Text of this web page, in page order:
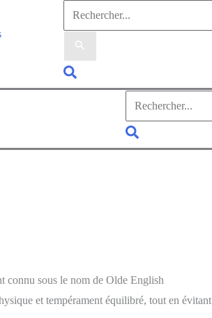
Rechercher :
Rechercher
Rechercher :
Rechercher
connu sous le nom de Olde English
et tempérament équilibré, tout en évitant